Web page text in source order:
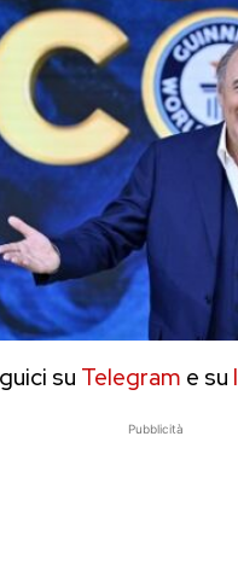
su Telegram e su
Pubblicità